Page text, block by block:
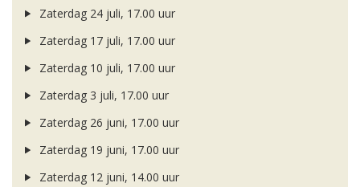
Zaterdag 24 juli, 17.00 uur
Zaterdag 17 juli, 17.00 uur
Zaterdag 10 juli, 17.00 uur
Zaterdag 3 juli, 17.00 uur
Zaterdag 26 juni, 17.00 uur
Zaterdag 19 juni, 17.00 uur
Zaterdag 12 juni, 14.00 uur